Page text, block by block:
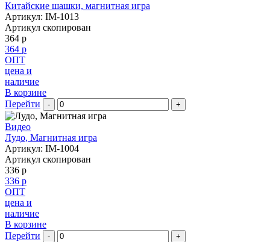
Китайские шашки, магнитная игра
Артикул: IM-1013
Артикул скопирован
364 р
364 р
ОПТ
цена и
наличие
В корзине
Перейти
- +
Видео
Лудо, Магнитная игра
Артикул: IM-1004
Артикул скопирован
336 р
336 р
ОПТ
цена и
наличие
В корзине
Перейти
- +